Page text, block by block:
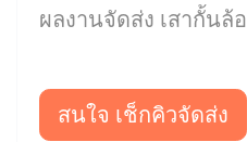
ผลงานจัดส่ง เสากั้นล้อ
สนใจ เช็กคิวจัดส่ง